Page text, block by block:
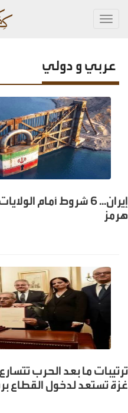
عربي و دولي
إيران... 6 شروط أمام
هرمز
ترتيبات ما بعد الحرب
غزة تستعد لدخول القطاع